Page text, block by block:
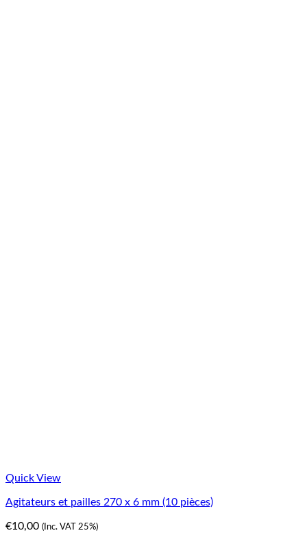
Quick View
Agitateurs et pailles 270 x 6 mm (10 pièces)
€10,00 (Inc. VAT 25%)